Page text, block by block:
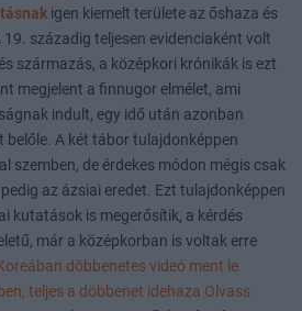
igen kiemelt területe az őshaza és
19. századig teljesen evidenciaként volt
származás, a középkori krónikák is ezt
megjelent a finnugor elmélet, ami
indult, egy idő után azonban
belőle. A két tábor tulajdonképpen
szemben, de érdekes módon mégis csak
az ázsiai eredet. Ezt tulajdonképpen
kutatások is megerősítik, a kérdés
már a középkorban is voltak erre
döbbenetes videó ment le
teljes a döbbenet idehaza Olvass